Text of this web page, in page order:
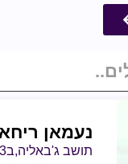
נעמאן